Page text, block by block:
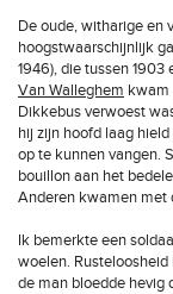
De oude, witharige en
hoogstwaarschijnlijk
1946), die tussen
Van Walleghem kwam
Dikkebus verwoest
hij zijn hoofd laag
op te kunnen vangen.
bouillon aan het
Anderen kwamen met
Ik bemerkte een
woelen.
de man bloedde hevig